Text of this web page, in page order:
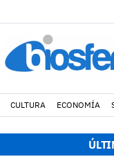
CULTURA ECONOMÍA